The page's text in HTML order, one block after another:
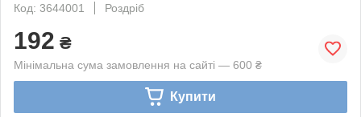
Код: 3644001
Роздріб
192 ₴
Мінімальна сума замовлення на сайті — 600 ₴
Купити